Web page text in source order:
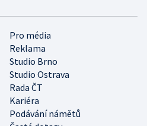
Pro média
Reklama
Studio Brno
Studio Ostrava
Rada ČT
Kariéra
Podávání námětů